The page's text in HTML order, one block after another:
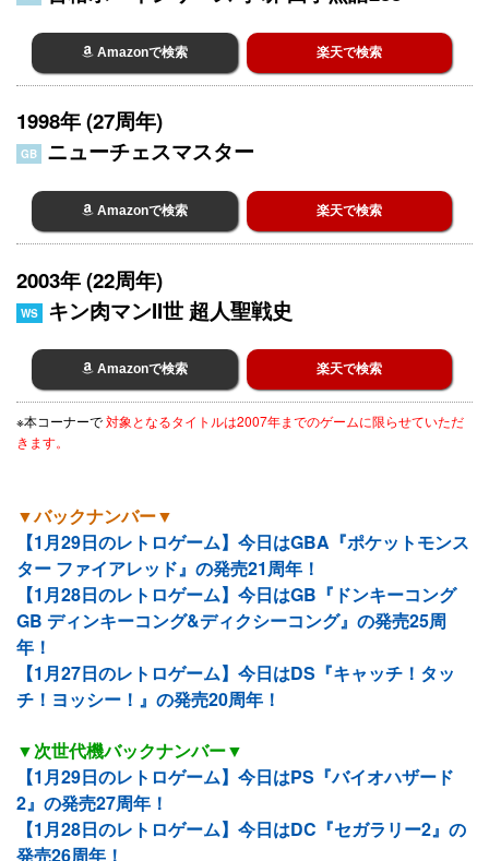
Amazonで検索 楽天で検索
1998年 (27周年)
GB ニューチェスマスター
Amazonで検索 楽天で検索
2003年 (22周年)
WS キン肉マンII世 超人聖戦史
Amazonで検索 楽天で検索
※本コーナーで対象となるタイトルは2007年までのゲームに限らせていただ
きます。
▼バックナンバー▼
【1月29日のレトロゲーム】今日はGBA『ポケットモンス
ター ファイアレッド』の発売21周年！
【1月28日のレトロゲーム】今日はGB『ドンキーコング
GB ディンキーコング&ディクシーコング』の発売25周
年！
【1月27日のレトロゲーム】今日はDS『キャッチ！タッ
チ！ヨッシー！』の発売20周年！
▼次世代機バックナンバー▼
【1月29日のレトロゲーム】今日はPS『バイオハザード
2』の発売27周年！
【1月28日のレトロゲーム】今日はDC『セガラリー2』の
発売26周年！